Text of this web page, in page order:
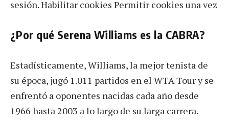
sesión. Habilitar cookies Permitir cookies una vez
¿Por qué Serena Williams es la CABRA?
Estadísticamente, Williams, la mejor tenista de
su época, jugó 1.011 partidos en el WTA Tour y se
enfrentó a oponentes nacidas cada año desde
1966 hasta 2003 a lo largo de su larga carrera.